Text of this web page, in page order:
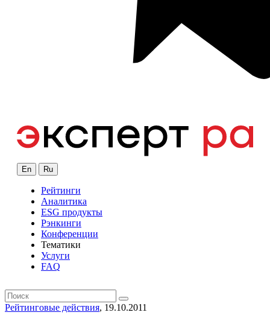
En Ru
Рейтинги
Аналитика
ESG продукты
Рэнкинги
Конференции
Тематики
Услуги
FAQ
Рейтинговые действия, 19.10.2011